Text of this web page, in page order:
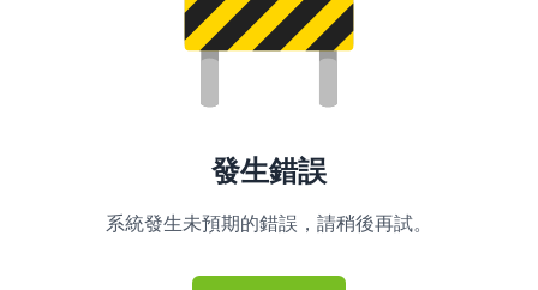
發生錯誤
系統發生未預期的錯誤，請稍後再試。